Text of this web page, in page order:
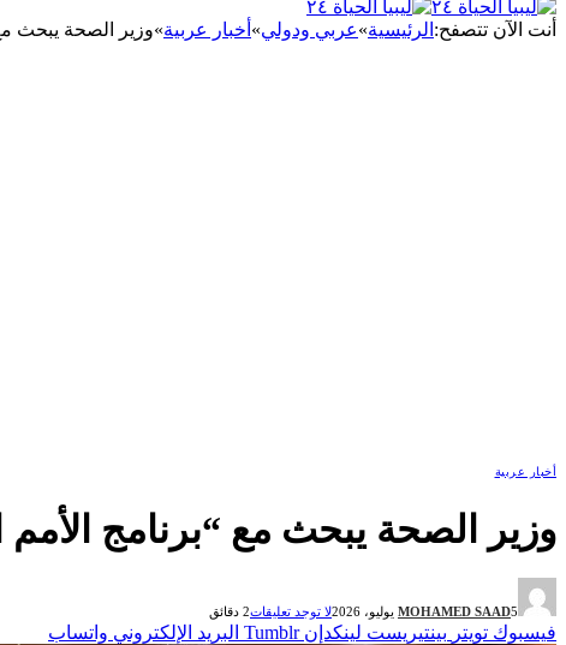
أنت الآن تتصفح: الرئيسية»عربي ودولي» أخبار عربية»وزير الصحة يبحث مع
أخبار عربية
وزير الصحة يبحث مع “برنامج الأمم
MOHAMED SAAD5 يوليو، 2026 لا توجد تعليقات2 دقائق
فيسبوك تويتر بينتيريست لينكدإن Tumblr البريد الإلكتروني واتساب